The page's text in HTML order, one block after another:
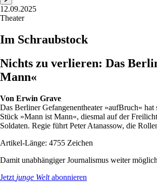
12.09.2025
Theater
Im Schraubstock
Nichts zu verlieren: Das
Mann«
Von Erwin Grave
Das Berliner Gefangenentheater »aufBruch«
Stück »Mann ist Mann«, diesmal auf der
Soldaten. Regie führt Peter Atanassow, die
Artikel-Länge: 4755 Zeichen
Damit unabhängiger Journalismus weiter
Jetzt junge Weltabonnieren